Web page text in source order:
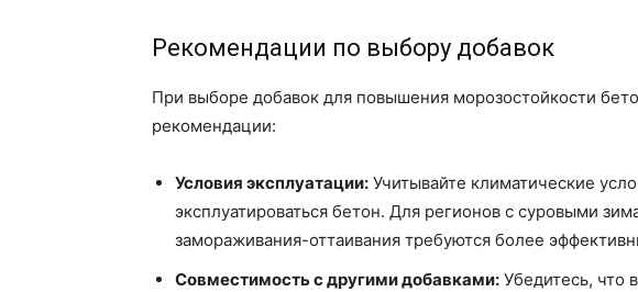
Рекомендации по выбору добавок
При выборе добавок для повышения морозостойкости
рекомендации:
Условия эксплуатации: Учитывайте климатические
эксплуатироваться бетон. Для регионов с суровыми
замораживания-оттаивания требуются более
Совместимость с другими добавками: Убедитесь, что